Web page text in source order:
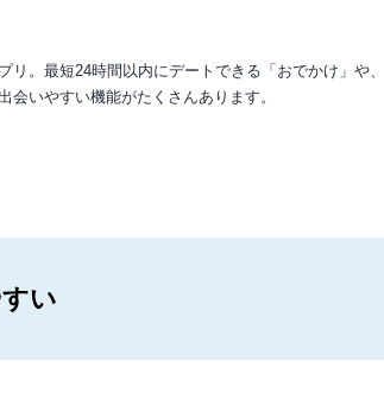
。最短24時間以内にデートできる「おでかけ」や、
いやすい機能がたくさんあります。
い